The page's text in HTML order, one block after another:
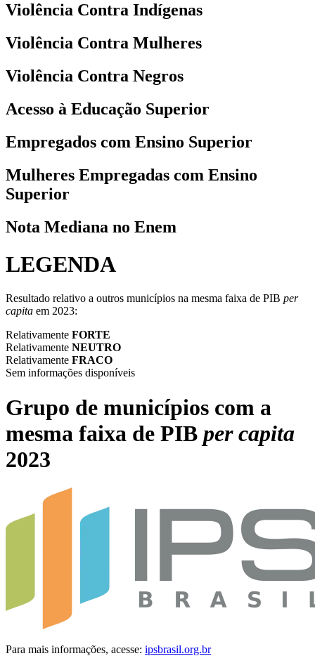
Violência Contra Indígenas
Violência Contra Mulheres
Violência Contra Negros
Acesso à Educação Superior
Empregados com Ensino Superior
Mulheres Empregadas com Ensino
Superior
Nota Mediana no Enem
LEGENDA
Resultado relativo a outros municípios na mesma faixa de PIB per
capita em 2023:
Relativamente FORTE
Relativamente NEUTRO
Relativamente FRACO
Sem informações disponíveis
Grupo de municípios com a
mesma faixa de PIB per capita
2023
Para mais informações, acesse: ipsbrasil.org.br